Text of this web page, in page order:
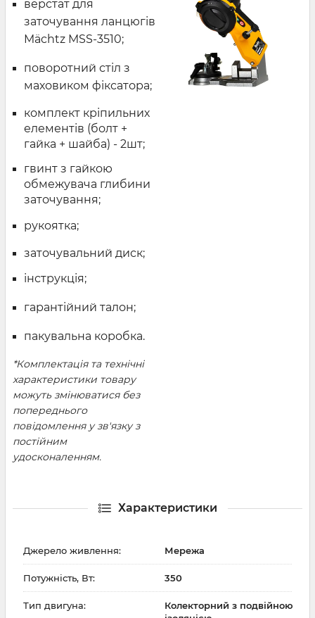
верстат для
заточування ланцюгів
Mächtz MSS-3510;
поворотний стіл з
маховиком фіксатора;
комплект кріпильних
елементів (болт +
гайка + шайба) - 2шт;
гвинт з гайкою
обмежувача глибини
заточування;
рукоятка;
заточувальний диск;
інструкція;
гарантійний талон;
пакувальна коробка.
*Комплектація та технічні
характеристики товару
можуть змінюватися без
попереднього
повідомлення у зв'язку з
постійним
удосконаленням.
Характеристики
Джерело живлення: Мережа
Потужність, Вт: 350
Тип двигуна:
Колекторний з подвійною